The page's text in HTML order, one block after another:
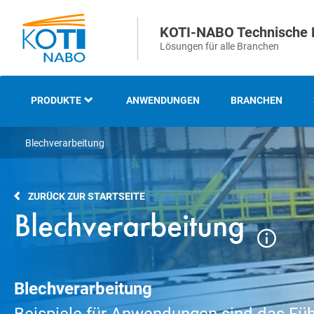
KOTI-NABO
Lösungen für alle Branchen
PRODUKTE
INDUSTRIELLE UND
STREIFEN- UND
STRASSENREINIGUNGS- U
ND KEHRBÜRSTEN
ANWENDUNGEN BRANCHEN
Blechverarbeitung
ZURÜCK ZUR STARTSEITE
Blechverarbeitung
Blechverarbeitung